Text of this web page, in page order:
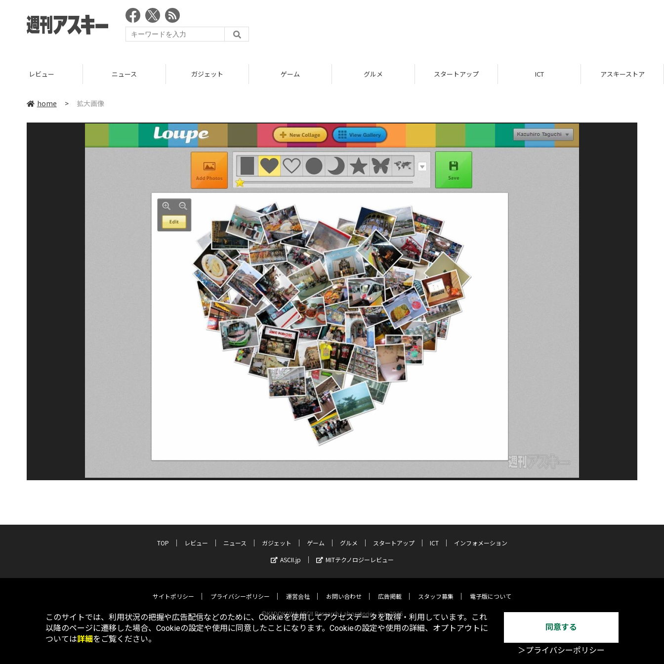
レビュー ニュース ガジェット ゲーム グルメ スタートアップ ICT アスキーストア
home > 拡大画像
TOP レビュー ニュース ガジェット ゲーム グルメ スタートアップ ICT
インフォメーション
ASCII.jp
MITテクノロジーレビュー
サイトポリシー プライバシーポリシー 運営会社 お問い合わせ 広告掲載 スタッフ募集 電子版について
©KADOKAWA ASCII Research Laboratories, Inc. 2026
このサイトでは、利用状況の把握や広告配信などのために、Cookieを使用してアクセスデータを取得・利用しています。これ
以降のページに遷移した場合、Cookieの設定や使用に同意したことになります。Cookieの設定や使用の詳細、オプトアウトに
ついては詳細をご覧ください。
同意する
＞プライバシーポリシー